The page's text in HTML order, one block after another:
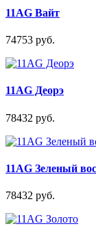
11AG Вайт
74753 руб.
11AG Деорэ
78432 руб.
11AG Зеленый
78432 руб.